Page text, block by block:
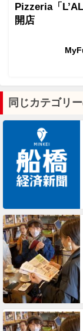
Pizzeria「
開店
同じカテゴリ